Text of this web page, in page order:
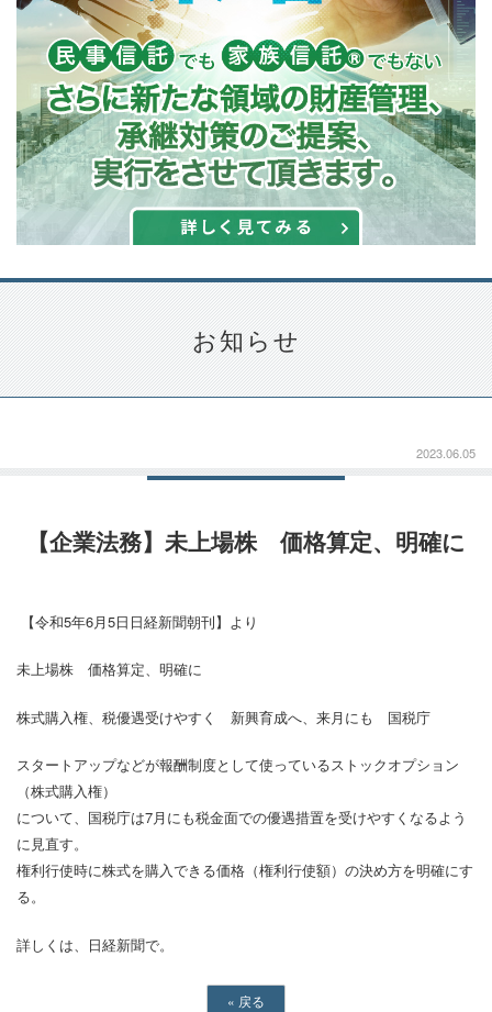
お知らせ
2023.06.05
【企業法務】未上場株 価格算定、明確に
【令和5年6月5日日経新聞朝刊】より
未上場株 価格算定、明確に
株式購入権、税優遇受けやすく 新興育成へ、来月にも 国税庁
スタートアップなどが報酬制度として使っているストックオプション
（株式購入権）
について、国税庁は7月にも税金面での優遇措置を受けやすくなるよう
に見直す。
権利行使時に株式を購入できる価格（権利行使額）の決め方を明確にす
る。
詳しくは、日経新聞で。
« 戻る